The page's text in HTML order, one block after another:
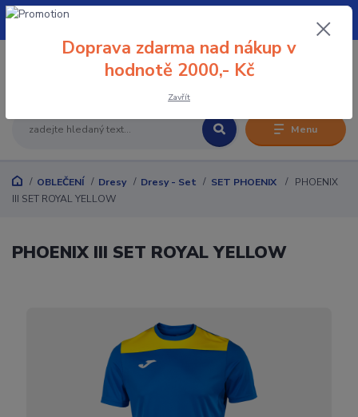
Menu
+420 608 032 114
OBLEČENÍ Dresy Dresy - Set SET PHOENIX
PHOENIX
III SET ROYAL YELLOW
PHOENIX III SET ROYAL YELLOW
Doprava zdarma nad nákup v
hodnotě 2000,- Kč
Zavřít